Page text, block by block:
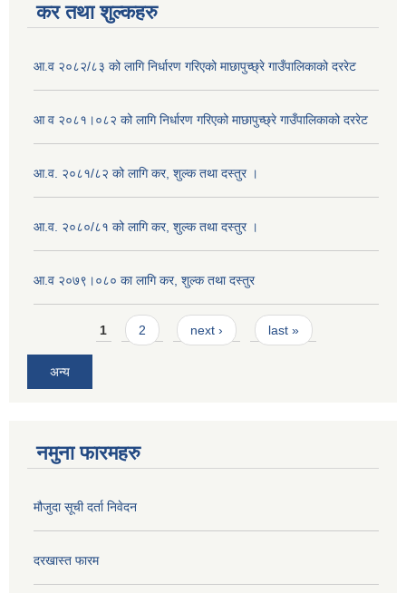
कर तथा शुल्कहरु
आ.व २०८२/८३ को लागि निर्धारण गरिएको माछापुच्छ्रे गाउँपालिकाको दररेट
आ व २०८१।०८२ को लागि निर्धारण गरिएको माछापुच्छ्रे गाउँपालिकाको दररेट
आ.व. २०८१/८२ को लागि कर, शुल्क तथा दस्तुर ।
आ.व. २०८०/८१ को लागि कर, शुल्क तथा दस्तुर ।
आ.व २०७९।०८० का लागि कर, शुल्क तथा दस्तुर
Pages1 2 next › last »
अन्य
नमुना फारमहरु
मौजुदा सूची दर्ता निवेदन
दरखास्त फारम